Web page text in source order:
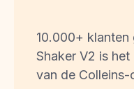
10.000+ klanten
Shaker V2 is
van de Colleins-